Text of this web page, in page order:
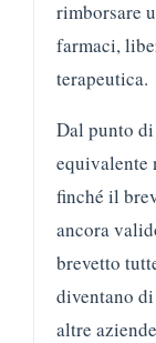
rimborsare
farmaci,
terapeutica.
Dal punto
equivalente
finché il
ancora
brevetto
diventano
altre